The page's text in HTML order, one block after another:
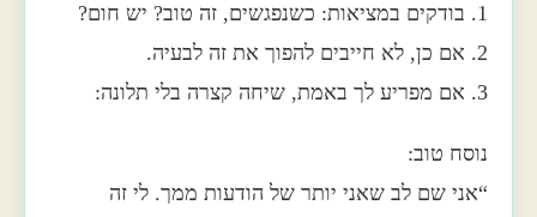
1. בודקים במציאות: כשנפגשים, זה טוב? יש חום?
2. אם כן, לא חייבים להפוך את זה לבעיה.
3. אם מפריע לך באמת, שיחה קצרה בלי תלונה:
נוסח טוב:
“אני שם לב שאני יותר של הודעות ממך. לי זה